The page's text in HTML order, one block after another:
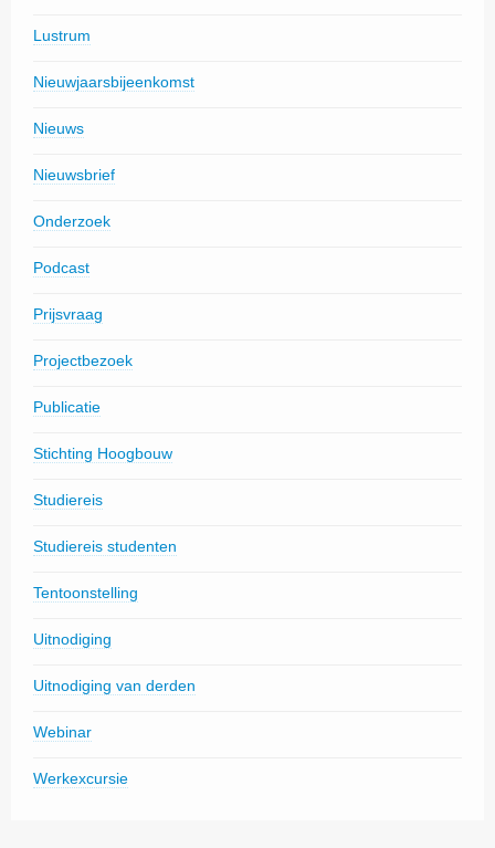
Lustrum
Nieuwjaarsbijeenkomst
Nieuws
Nieuwsbrief
Onderzoek
Podcast
Prijsvraag
Projectbezoek
Publicatie
Stichting Hoogbouw
Studiereis
Studiereis studenten
Tentoonstelling
Uitnodiging
Uitnodiging van derden
Webinar
Werkexcursie